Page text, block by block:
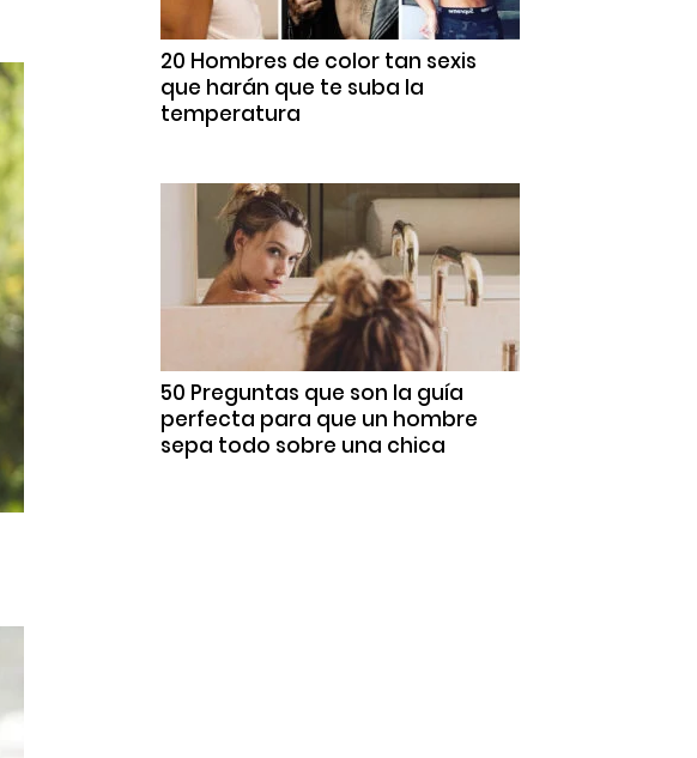
20 Hombres de color tan sexis
que harán que te suba la
temperatura
50 Preguntas que son la guía
perfecta para que un hombre
sepa todo sobre una chica